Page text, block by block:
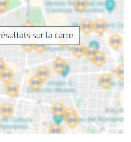
sur la carte